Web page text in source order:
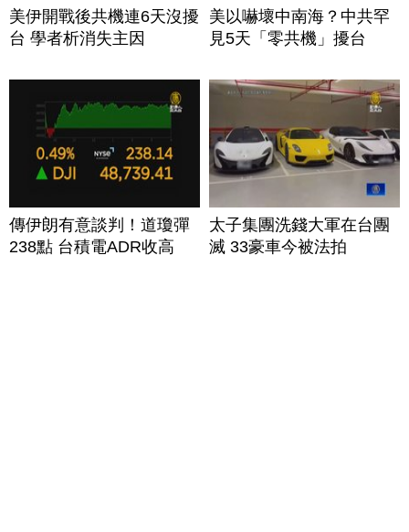
美伊開戰後共機連6天沒擾
台 學者析消失主因
美以嚇壞中南海？中共罕
見5天「零共機」擾台
傳伊朗有意談判！道瓊彈
238點 台積電ADR收高
太子集團洗錢大軍在台團
滅 33豪車今被法拍